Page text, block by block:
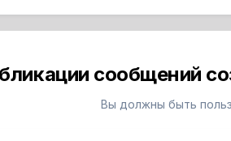
сообщений
Вы должны быть